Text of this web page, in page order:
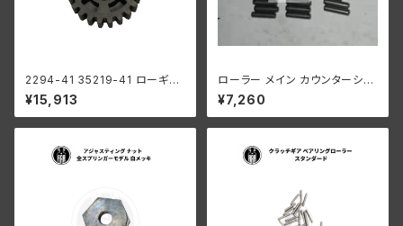
2294-41 35219-41 ローギア
1速
¥15,913
ローラー メイン カウンターシャ
フト 0008"オーバーサイズ 24
個 ハーレーダビッドソン
¥7,260